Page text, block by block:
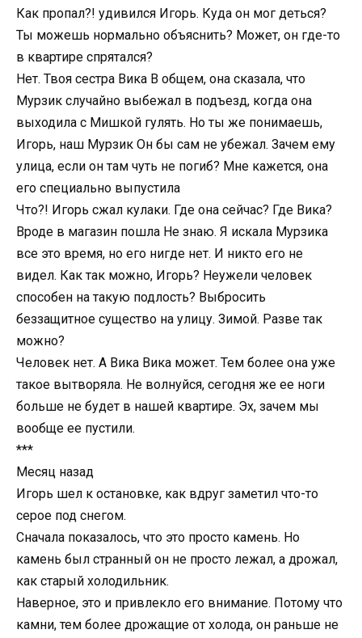
Как пропал?! удивился Игорь. Куда он мог деться?
Ты можешь нормально объяснить? Может, он где-то
в квартире спрятался?
Нет. Твоя сестра Вика В общем, она сказала, что
Мурзик случайно выбежал в подъезд, когда она
выходила с Мишкой гулять. Но ты же понимаешь,
Игорь, наш Мурзик Он бы сам не убежал. Зачем ему
улица, если он там чуть не погиб? Мне кажется, она
его специально выпустила
Что?! Игорь сжал кулаки. Где она сейчас? Где Вика?
Вроде в магазин пошла Не знаю. Я искала Мурзика
все это время, но его нигде нет. И никто его не
видел. Как так можно, Игорь? Неужели человек
способен на такую подлость? Выбросить
беззащитное существо на улицу. Зимой. Разве так
можно?
Человек нет. А Вика Вика может. Тем более она уже
такое вытворяла. Не волнуйся, сегодня же ее ноги
больше не будет в нашей квартире. Эх, зачем мы
вообще ее пустили.
***
Месяц назад
Игорь шел к остановке, как вдруг заметил что-то
серое под снегом.
Сначала показалось, что это просто камень. Но
камень был странный он не просто лежал, а дрожал,
как старый холодильник.
Наверное, это и привлекло его внимание. Потому что
камни, тем более дрожащие от холода, он раньше не